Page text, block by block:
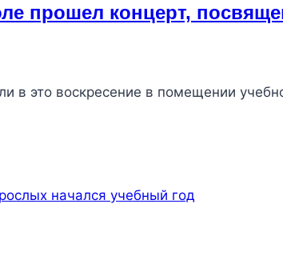
прошел концерт,
в это воскресение в помещении